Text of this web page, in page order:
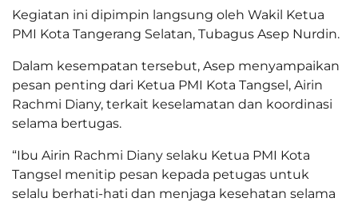
Kegiatan ini dipimpin langsung oleh Wakil Ketua
PMI Kota Tangerang Selatan, Tubagus Asep Nurdin.
Dalam kesempatan tersebut, Asep menyampaikan
pesan penting dari Ketua PMI Kota Tangsel, Airin
Rachmi Diany, terkait keselamatan dan koordinasi
selama bertugas.
“Ibu Airin Rachmi Diany selaku Ketua PMI Kota
Tangsel menitip pesan kepada petugas untuk
selalu berhati-hati dan menjaga kesehatan selama